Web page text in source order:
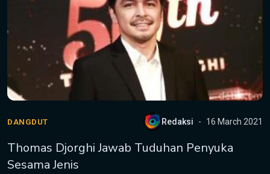
DANGDUT Redaksi 16 March 2021
Thomas Djorghi Jawab Tuduhan Penyuka
Sesama Jenis